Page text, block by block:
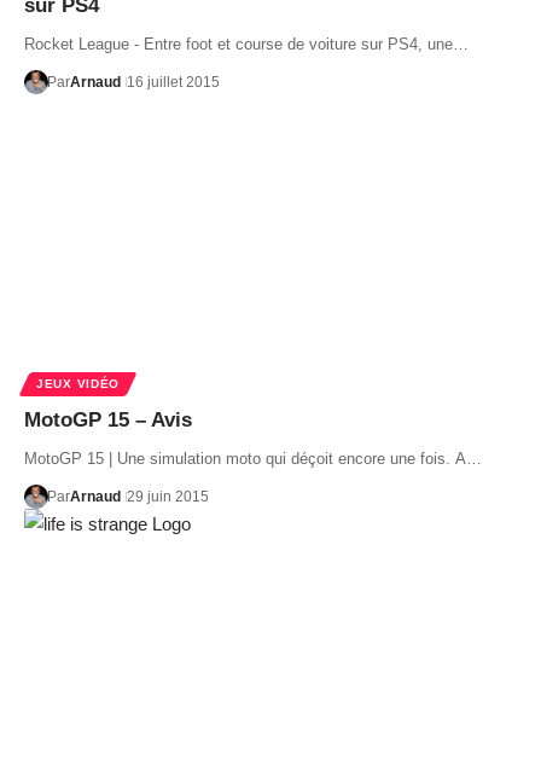
sur PS4
Rocket League - Entre foot et course de voiture sur PS4, une…
ParArnaud 16 juillet 2015
JEUX VIDÉO
MotoGP 15 – Avis
MotoGP 15 | Une simulation moto qui déçoit encore une fois. A…
ParArnaud 29 juin 2015